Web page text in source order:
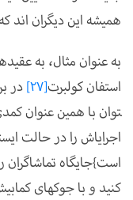
همیشه این دیگران اند
به عنوان مثال، به
استفان کولبرت[27]در
توان با همین عنوان
اجرای­اش را در حالت
است}جایگاه تماشاگران
کنید و با جوک­های